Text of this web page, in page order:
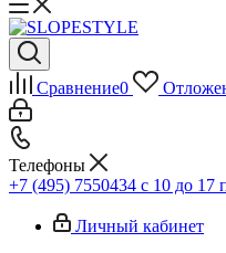
Сравнение0
Телефоны
+7 (495) 7550434 с 10 до 17
Личный кабинет